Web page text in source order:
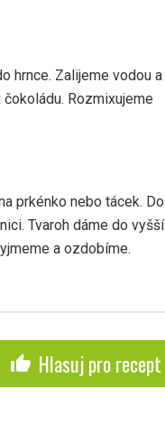
hrnce. Zalijeme vodou a
Rozmixujeme
prkénko nebo tácek. Do
Tvaroh dáme do vyšší
a ozdobíme.
thumb_up Hlasuj pro recept